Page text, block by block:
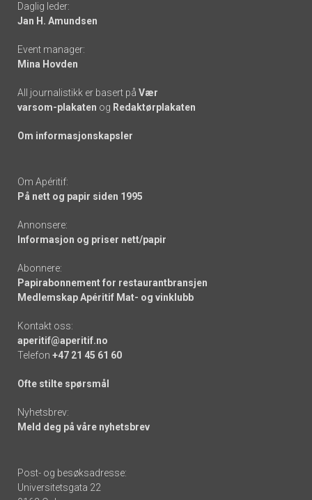
links
Daglig leder:
Jan H. Amundsen
Event manager:
Mina Hovden
All journalistikk er basert på Vær
varsom-plakaten og Redaktørplakaten
Om informasjonskapsler
Om Apéritif:
På nett og papir siden 1995
Annonsere:
Informasjon og priser nett/papir
Abonnere:
Papirabonnement for restaurantbransjen
Medlemskap Apéritif Mat- og vinklubb
Kontakt oss:
aperitif@aperitif.no
Telefon +47 21 45 61 60
Ofte stilte spørsmål
Nyhetsbrev:
Meld deg på våre nyhetsbrev
Post- og besøksadresse:
Universitetsgata 22